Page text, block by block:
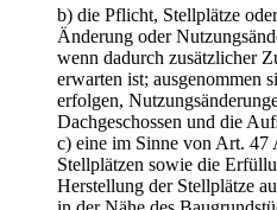
b) die Pflicht, Stellplätze
Änderung oder
wenn dadurch zusätzlicher
erwarten ist; ausgenommen
erfolgen,
Dachgeschossen und die
c) eine im Sinne von Art. 47
Stellplätzen sowie die
Herstellung der Stellplätze